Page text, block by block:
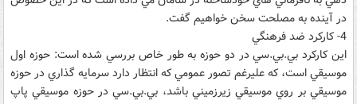
در آينده به مصلحت سخن خواهيم گفت.
4- كاركرد ضد فرهنگي
اين كاركرد بي.بي.سي در دو حوزه به طور خاص بررسي شده است: حوزه اول
موسيقي است، كه عليرغم تصور عمومي كه انتظار دارد سرمايه گذاري در حوزه
موسيقي بر روي موسيقي زيرزميني باشد، بي.بي.سي در حوزه موسيقي پاپ